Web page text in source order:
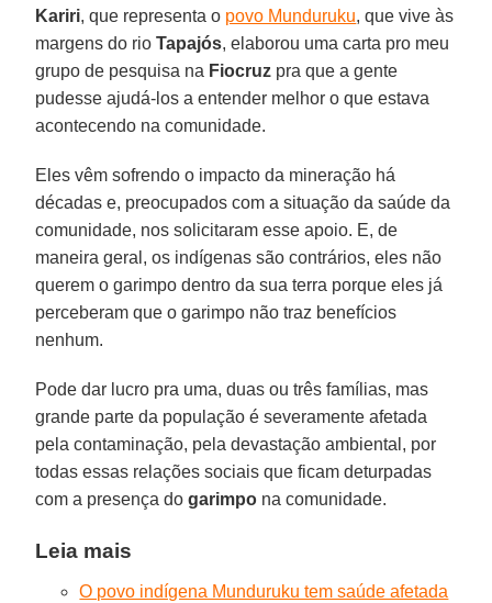
Kariri, que representa o povo Munduruku, que vive às
margens do rioTapajós, elaborou uma carta pro meu
grupo de pesquisa na Fiocruz pra que a gente
pudesse ajudá-los a entender melhor o que estava
acontecendo na comunidade.
Eles vêm sofrendo o impacto da mineração há
décadas e, preocupados com a situação da saúde da
comunidade, nos solicitaram esse apoio. E, de
maneira geral, os indígenas são contrários, eles não
querem o garimpo dentro da sua terra porque eles já
perceberam que o garimpo não traz benefícios
nenhum.
Pode dar lucro pra uma, duas ou três famílias, mas
grande parte da população é severamente afetada
pela contaminação, pela devastação ambiental, por
todas essas relações sociais que ficam deturpadas
com a presença dogarimpo na comunidade.
Leia mais
O povo indígena Munduruku tem saúde afetada